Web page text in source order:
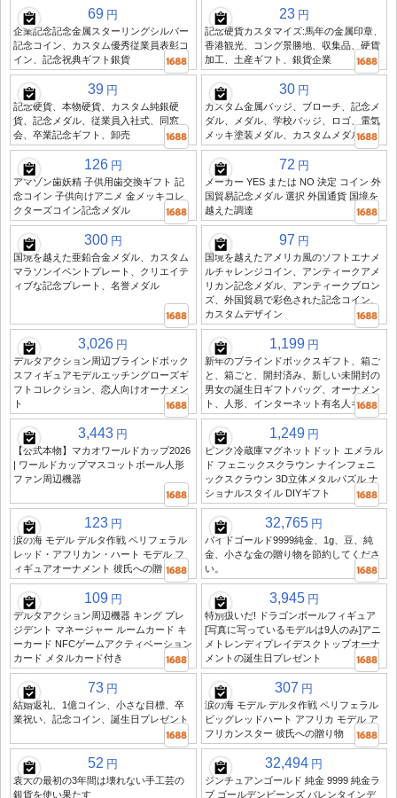
69 円
企業記念記念金属スターリングシルバー
記念コイン、カスタム優秀従業員表彰コ
イン、記念祝典ギフト銀貨
23 円
記念硬貨カスタマイズ:馬年の金属印章、
香港観光、コング景勝地、収集品、硬貨
加工、土産ギフト、銀貨企業
39 円
記念硬貨、本物硬貨、カスタム純銀硬
貨、記念メダル、従業員入社式、同窓
会、卒業記念ギフト、卸売
30 円
カスタム金属バッジ、ブローチ、記念メ
ダル、メダル、学校バッジ、ロゴ、電気
メッキ塗装メダル、カスタムメダル
126 円
アマゾン歯妖精 子供用歯交換ギフト 記
念コイン 子供向けアニメ 金メッキコレ
クターズコイン記念メダル
72 円
メーカー YES または NO 決定 コイン 外
国貿易記念メダル 選択 外国通貨 国境を
越えた調達
300 円
国境を越えた亜鉛合金メダル、カスタム
マラソンイベントプレート、クリエイテ
ィブな記念プレート、名誉メダル
97 円
国境を越えたアメリカ風のソフトエナメ
ルチャレンジコイン、アンティークアメ
リカン記念メダル、アンティークブロン
ズ、外国貿易で彩色された記念コイン、
カスタムデザイン
3,026 円
デルタアクション周辺ブラインドボック
スフィギュアモデルエッチングローズギ
フトコレクション、恋人向けオーナメン
ト
1,199 円
新年のブラインドボックスギフト、箱ご
と、箱ごと、開封済み、新しい未開封の
男女の誕生日ギフトバッグ、オーナメン
ト、人形、インターネット有名人ギフト
3,443 円
【公式本物】マカオワールドカップ2026
| ワールドカップマスコットボール人形
ファン周辺機器
1,249 円
ピンク冷蔵庫マグネットドット エメラル
ド フェニックスクラウン ナインフェニ
ックスクラウン 3D立体メタルパズル ナ
ショナルスタイル DIYギフト
123 円
涙の海 モデル デルタ作戦 ペリフェラル
レッド・アフリカン・ハート モデル フ
ィギュアオーナメント 彼氏への贈り物
32,765 円
バイドゴールド9999純金、1g、豆、純
金、小さな金の贈り物を節約してくださ
い。
109 円
デルタアクション周辺機器 キング プレ
ジデント マネージャー ルームカード キ
ーカード NFCゲームアクティベーション
カード メタルカード付き
3,945 円
特別扱いだ! ドラゴンボールフィギュア
[写真に写っているモデルは9人のみ]アニ
メトレンディプレイデスクトップオーナ
メントの誕生日プレゼント
73 円
結婚返礼、1億コイン、小さな目標、卒
業祝い、記念コイン、誕生日プレゼント
307 円
涙の海 モデル デルタ作戦 ペリフェラル
ビッグレッドハート アフリカ モデル ア
フリカンスター 彼氏への贈り物
52 円
袁大の最初の3年間は壊れない手工芸の
銀貨を使い果たす
32,494 円
ジンチュアンゴールド 純金 9999 純金ラ
ブ ゴールデンビーンズ バレンタインデ